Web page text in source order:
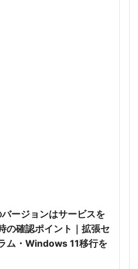
ージョンはサービスを
の確認ポイント｜拡張セ
ム・Windows 11移行を